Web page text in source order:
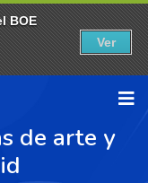
de arte y
BOE
Ver